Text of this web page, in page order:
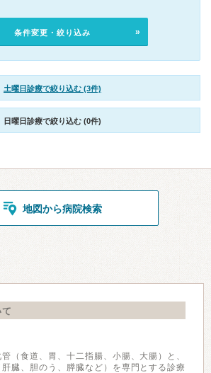
条件変更・絞り込み
土曜日診療で絞り込む (3件)
日曜日診療で絞り込む (0件)
地図から病院検索
（食道、胃、十二指腸、小腸、大腸）と、
臓、胆のう、膵臓など）を専門とする診療